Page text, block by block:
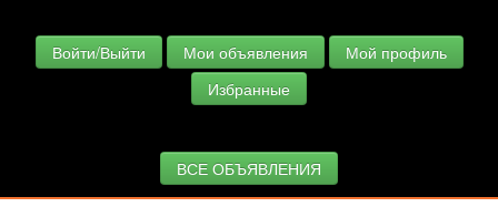
Войти/Выйти Мои объявления
Мой профиль
Избранные
ВСЕ ОБЪЯВЛЕНИЯ